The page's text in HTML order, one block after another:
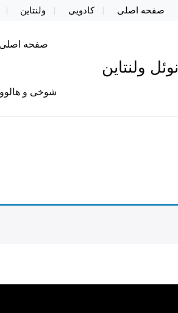
صفحه اصلی کادویی ولنتاین
ولنتاین
صفحه
شوخی و